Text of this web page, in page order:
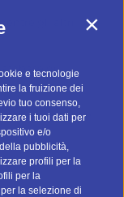
e tecnologie
la fruizione dei
tuo consenso,
i tuoi dati per
e/o
pubblicità,
profili per la
per la
la selezione di
gli altri
di
d’estate